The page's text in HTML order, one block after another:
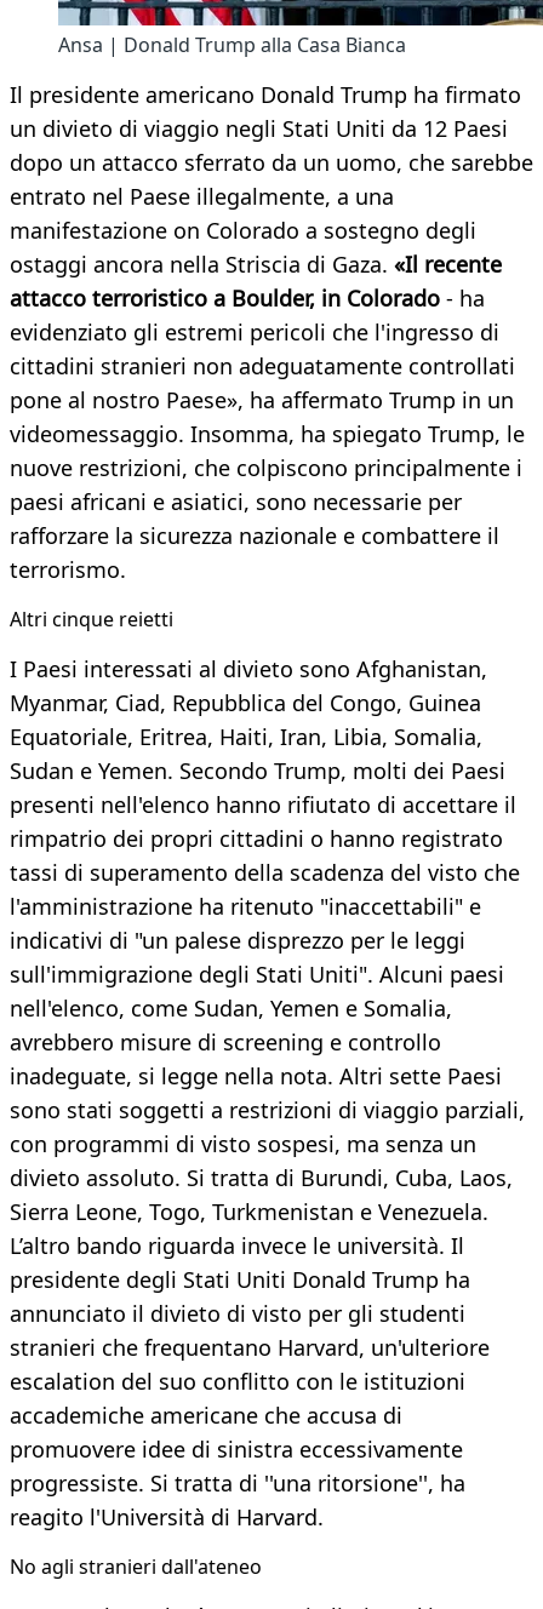
Ansa | Donald Trump alla Casa Bianca
Il presidente americano Donald Trump ha firmato
un divieto di viaggio negli Stati Uniti da 12 Paesi
dopo un attacco sferrato da un uomo, che sarebbe
entrato nel Paese illegalmente, a una
manifestazione on Colorado a sostegno degli
ostaggi ancora nella Striscia di Gaza. «Il recente
attacco terroristico a Boulder, in Colorado - ha
evidenziato gli estremi pericoli che l'ingresso di
cittadini stranieri non adeguatamente controllati
pone al nostro Paese», ha affermato Trump in un
videomessaggio. Insomma, ha spiegato Trump, le
nuove restrizioni, che colpiscono principalmente i
paesi africani e asiatici, sono necessarie per
rafforzare la sicurezza nazionale e combattere il
terrorismo.
Altri cinque reietti
I Paesi interessati al divieto sono Afghanistan,
Myanmar, Ciad, Repubblica del Congo, Guinea
Equatoriale, Eritrea, Haiti, Iran, Libia, Somalia,
Sudan e Yemen. Secondo Trump, molti dei Paesi
presenti nell'elenco hanno rifiutato di accettare il
rimpatrio dei propri cittadini o hanno registrato
tassi di superamento della scadenza del visto che
l'amministrazione ha ritenuto "inaccettabili" e
indicativi di "un palese disprezzo per le leggi
sull'immigrazione degli Stati Uniti". Alcuni paesi
nell'elenco, come Sudan, Yemen e Somalia,
avrebbero misure di screening e controllo
inadeguate, si legge nella nota. Altri sette Paesi
sono stati soggetti a restrizioni di viaggio parziali,
con programmi di visto sospesi, ma senza un
divieto assoluto. Si tratta di Burundi, Cuba, Laos,
Sierra Leone, Togo, Turkmenistan e Venezuela.
L’altro bando riguarda invece le università. Il
presidente degli Stati Uniti Donald Trump ha
annunciato il divieto di visto per gli studenti
stranieri che frequentano Harvard, un'ulteriore
escalation del suo conflitto con le istituzioni
accademiche americane che accusa di
promuovere idee di sinistra eccessivamente
progressiste. Si tratta di ''una ritorsione'', ha
reagito l'Università di Harvard.
No agli stranieri dall'ateneo